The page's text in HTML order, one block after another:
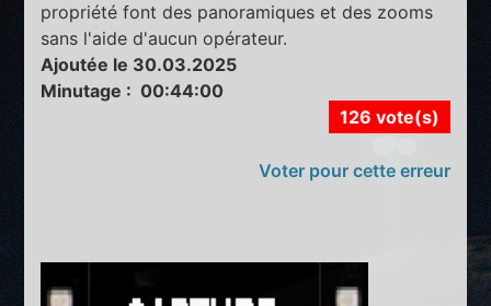
propriété font des panoramiques et des zooms
sans l'aide d'aucun opérateur.
Ajoutée le 30.03.2025
Minutage : 00:44:00
126 vote(s)
Voter pour cette erreur